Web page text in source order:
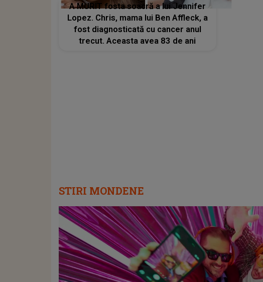
A MURIT fosta soacră a lui Jennifer
Lopez. Chris, mama lui Ben Affleck, a
fost diagnosticată cu cancer anul
trecut. Aceasta avea 83 de ani
STIRI MONDENE